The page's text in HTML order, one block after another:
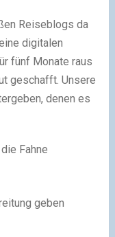
Reiseblogs da
digitalen
fünf Monate raus
geschafft. Unsere
denen es
Fahne
geben